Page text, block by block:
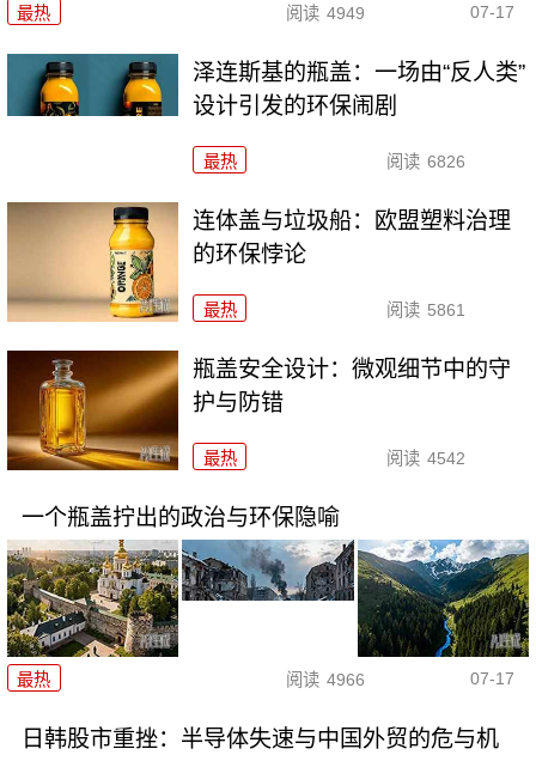
最热 阅读 4949 07-17
泽连斯基的瓶盖：一场由“反人类”
设计引发的环保闹剧
最热 阅读 6826
连体盖与垃圾船：欧盟塑料治理
的环保悖论
最热 阅读 5861
瓶盖安全设计：微观细节中的守
护与防错
最热 阅读 4542
一个瓶盖拧出的政治与环保隐喻
最热 阅读 4966 07-17
日韩股市重挫：半导体失速与中国外贸的危与机